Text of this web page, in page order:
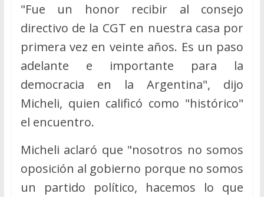
"Fue un honor recibir al consejo
directivo de la CGT en nuestra casa por
primera vez en veinte años. Es un paso
adelante e importante para la
democracia en la Argentina", dijo
Micheli, quien calificó como "histórico"
el encuentro.
Micheli aclaró que "nosotros no somos
oposición al gobierno porque no somos
un partido político, hacemos lo que